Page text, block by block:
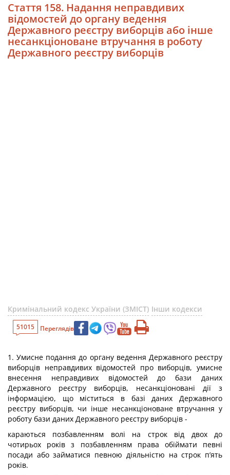
Стаття 158. Надання неправдивих
відомостей до органу ведення
Державного реєстру виборців або інше
несанкціоноване втручання в роботу
Державного реєстру виборців
Кримінальний кодекс України (ЗМІСТ) Інши кодекси
51015 Переглядів
1. Умисне подання до органу ведення Державного реєстру
виборців неправдивих відомостей про виборців, умисне
внесення неправдивих відомостей до бази даних
Державного реєстру виборців, несанкціоновані дії з
інформацією, що міститься в базі даних Державного
реєстру виборців, чи інше несанкціоноване втручання у
роботу бази даних Державного реєстру виборців -
караються позбавленням волі на строк від двох до
чотирьох років з позбавленням права обіймати певні
посади або займатися певною діяльністю на строк п’ять
років.